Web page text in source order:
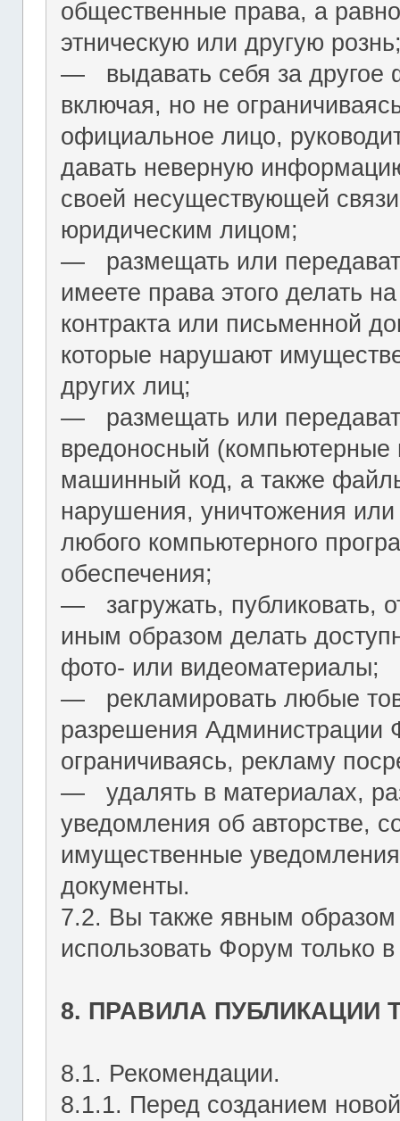
общественные права, а
этническую или другую
― выдавать себя за другое
включая, но не
официальное лицо,
давать неверную
своей несуществующей
юридическим лицом;
― размещать или
имеете права этого делать
контракта или письменной
которые нарушают
других лиц;
― размещать или
вредоносный
машинный код, а также
нарушения, уничтожения
любого компьютерного
обеспечения;
― загружать, публиковать,
иным образом делать
фото- или видеоматериалы;
― рекламировать любые
разрешения Администрации
ограничиваясь, рекламу
― удалять в материалах,
уведомления об авторстве,
имущественные
документы.
7.2. Вы также явным образом
использовать Форум только
8. ПРАВИЛА
8.1. Рекомендации.
8.1.1. Перед созданием